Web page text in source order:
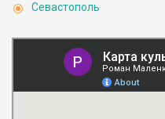
Севастополь